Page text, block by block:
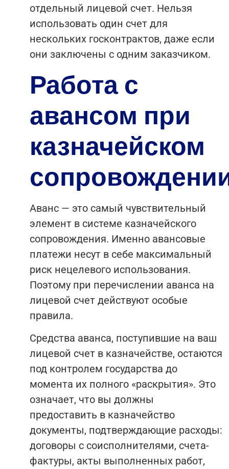
отдельный лицевой счет. Нельзя
использовать один счет для
нескольких госконтрактов, даже если
они заключены с одним заказчиком.
Работа с
авансом при
казначейском
Аванс — это самый чувствительный
элемент в системе казначейского
сопровождения. Именно авансовые
платежи несут в себе максимальный
риск нецелевого использования.
Поэтому при перечислении аванса на
лицевой счет действуют особые
правила.
Средства аванса, поступившие на ваш
лицевой счет в казначействе, остаются
под контролем государства до
момента их полного «раскрытия». Это
означает, что вы должны
предоставить в казначейство
документы, подтверждающие расходы:
договоры с соисполнителями, счета-
фактуры, акты выполненных работ,